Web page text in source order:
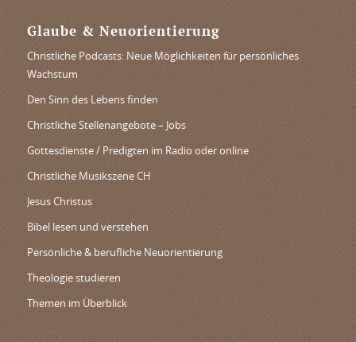
Glaube & Neuorientierung
Christliche Podcasts: Neue Möglichkeiten für persönliches
Wachstum
Den Sinn des Lebens finden
Christliche Stellenangebote – Jobs
Gottesdienste / Predigten im Radio oder online
Christliche Musikszene CH
Jesus Christus
Bibel lesen und verstehen
Persönliche & berufliche Neuorientierung
Theologie studieren
Themen im Überblick